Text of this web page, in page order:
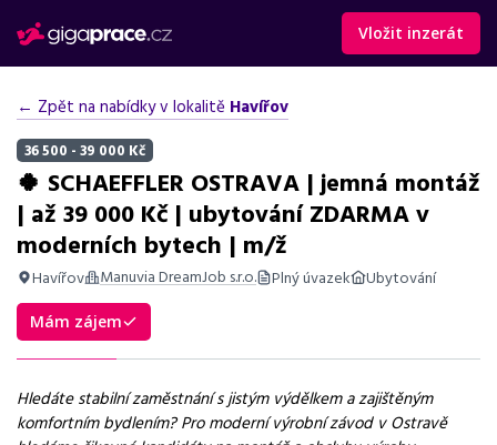
Vložit inzerát
← Zpět na nabídky v lokalitě Havířov
36 500 - 39 000 Kč
🍀 SCHAEFFLER OSTRAVA | jemná montáž
| až 39 000 Kč | ubytování ZDARMA v
moderních bytech | m/ž
Havířov Manuvia DreamJob s.r.o. Plný úvazek Ubytování
Shrnutí nabídky
Nabídka práce v Ostravě na montáž a obsluhu výroby
Základní informace
Mám zájem
Hledáte stabilní zaměstnání s jistým výdělkem a zajištěným
komfortním bydlením? Pro moderní výrobní závod v Ostravě